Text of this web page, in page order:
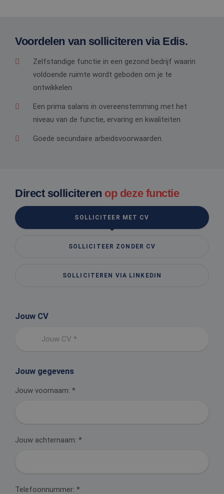
Voordelen van solliciteren via Edis.
Zelfstandige functie in een gezond bedrijf waarin
voldoende ruimte wordt geboden om je te
ontwikkelen
Een prima salaris in overeenstemming met het
niveau van de functie, ervaring en kwaliteiten
Goede secundaire arbeidsvoorwaarden.
Direct solliciteren op deze functie
SOLLICITEER MET CV
SOLLICITEER ZONDER CV
SOLLICITEREN VIA LINKEDIN
Jouw CV
Jouw CV *
Jouw gegevens
Jouw voornaam: *
Jouw achternaam: *
Telefoonnummer: *